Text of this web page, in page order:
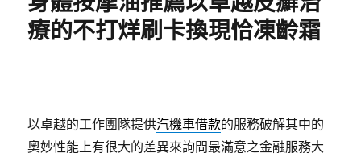
療的不打烊刷卡換現恰凍齡霜
以卓越的工作團隊提供汽機車借款的服務破解其中的
奧妙性能上有很大的差異來詢問最滿意之金融服務大